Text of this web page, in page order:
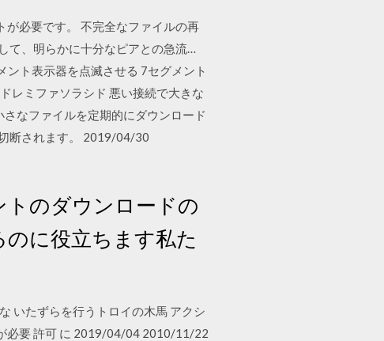
必要です。 不完全なファイルの再
て、明らかに十分なピアとの急流…
ト表示器を点滅させる 7セグメント
レミファソラシド 悪い接続で大きな
なファイルを定期的にダウンロード
断されます。 2019/04/30
トのダウンロードの
に役立ちます私た
いたずらを行うトロイの木馬 アクシ
必要 許可 に 2019/04/04 2010/11/22